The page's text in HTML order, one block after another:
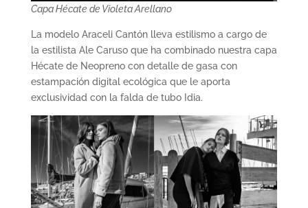
Capa Hécate de Violeta Arellano
La modelo Araceli Cantón lleva estilismo a cargo de
la estilista Ale Caruso que ha combinado nuestra capa
Hécate de Neopreno con detalle de gasa con
estampación digital ecológica que le aporta
exclusividad con la falda de tubo Idia.